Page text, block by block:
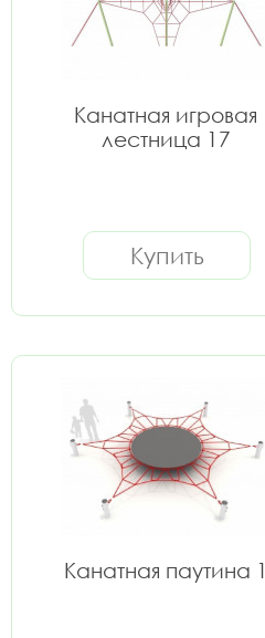
Канатная игровая
лестница 17
Купить
Канатная паутина 1